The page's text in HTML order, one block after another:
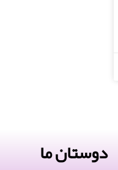
دوستان ما